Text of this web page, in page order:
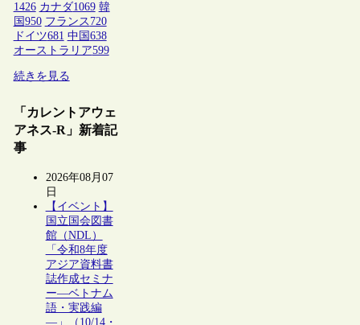
1426 カナダ1069 韓
国 950 フランス 720
ドイツ681 中国 638
オーストラリア599
続きを見る
「カレントアウェ
アネス-R」新着記
事
2026年08月07
日
【イベント】
国立国会図書
館（NDL）
「令和8年度
アジア資料書
誌作成セミナ
ー―ベトナム
語・実践編
―」（10/14・